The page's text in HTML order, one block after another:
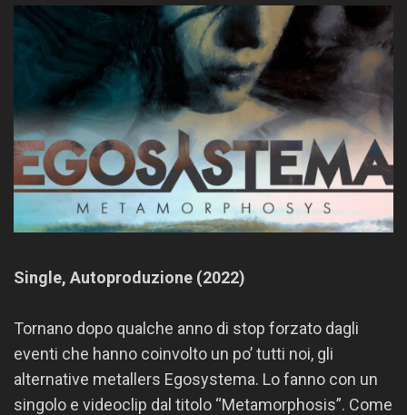
Single, Autoproduzione (2022)
Tornano dopo qualche anno di stop forzato dagli
eventi che hanno coinvolto un po’ tutti noi, gli
alternative metallers Egosystema. Lo fanno con un
singolo e videoclip dal titolo “Metamorphosis”. Come